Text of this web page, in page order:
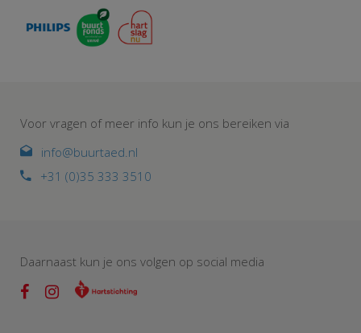
Voor vragen of meer info kun je ons bereiken via
info@buurtaed.nl
+31 (0)35 333 3510
Daarnaast kun je ons volgen op social media